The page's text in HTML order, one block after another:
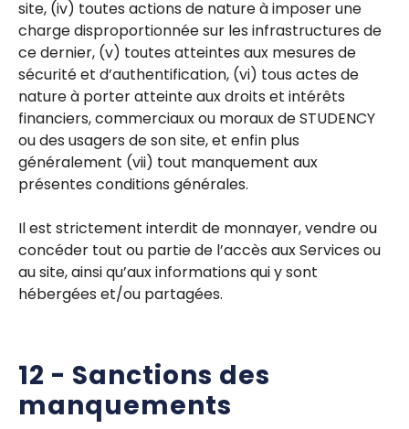
site, (iv) toutes actions de nature à imposer une
charge disproportionnée sur les infrastructures de
ce dernier, (v) toutes atteintes aux mesures de
sécurité et d’authentification, (vi) tous actes de
nature à porter atteinte aux droits et intérêts
financiers, commerciaux ou moraux de STUDENCY
ou des usagers de son site, et enfin plus
généralement (vii) tout manquement aux
présentes conditions générales.
Il est strictement interdit de monnayer, vendre ou
concéder tout ou partie de l’accès aux Services ou
au site, ainsi qu’aux informations qui y sont
hébergées et/ou partagées.
12 - Sanctions des
manquements